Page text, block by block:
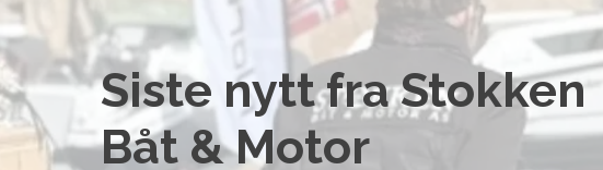
Siste nytt fra Stokken
Båt & Motor